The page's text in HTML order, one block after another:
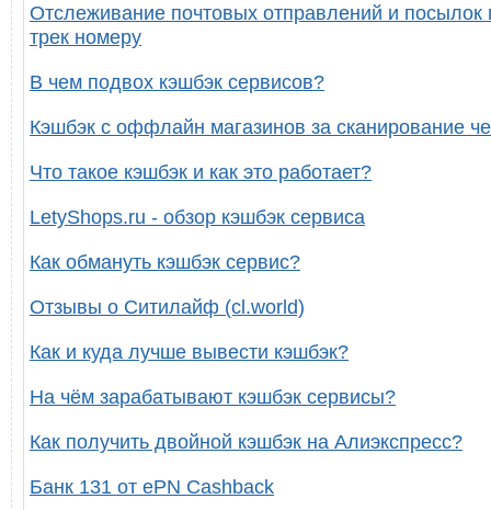
Отслеживание почтовых отправлений и посылок
трек номеру
В чем подвох кэшбэк сервисов?
Кэшбэк с оффлайн магазинов за сканирование
Что такое кэшбэк и как это работает?
LetyShops.ru - обзор кэшбэк сервиса
Как обмануть кэшбэк сервис?
Отзывы о Ситилайф (cl.world)
Как и куда лучше вывести кэшбэк?
На чём зарабатывают кэшбэк сервисы?
Как получить двойной кэшбэк на Алиэкспресс?
Банк 131 от ePN Cashback